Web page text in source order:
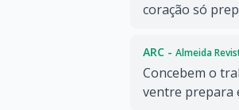
coração só
ARC - Almeida
Concebem o
ventre prepara